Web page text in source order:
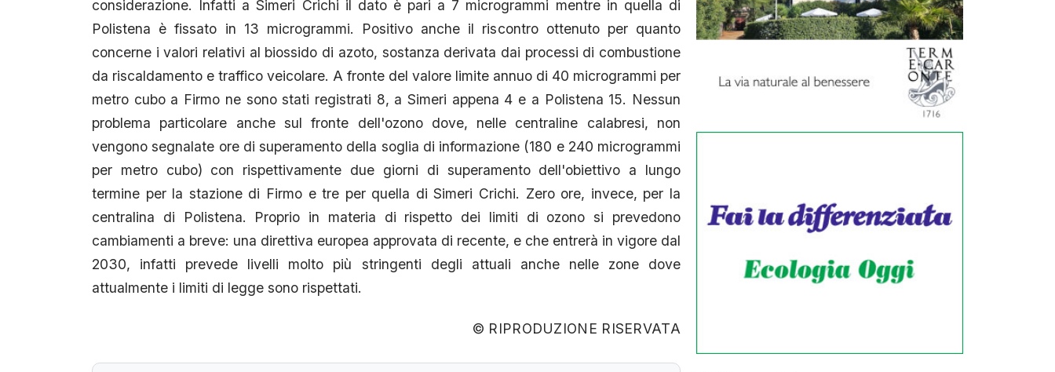
considerazione. Infatti a Simeri Crichi il dato è pari a 7 microgrammi mentre in quella di
Polistena è fissato in 13 microgrammi. Positivo anche il riscontro ottenuto per quanto
concerne i valori relativi al biossido di azoto, sostanza derivata dai processi di combustione
da riscaldamento e traffico veicolare. A fronte del valore limite annuo di 40 microgrammi per
metro cubo a Firmo ne sono stati registrati 8, a Simeri appena 4 e a Polistena 15. Nessun
problema particolare anche sul fronte dell'ozono dove, nelle centraline calabresi, non
vengono segnalate ore di superamento della soglia di informazione (180 e 240 microgrammi
per metro cubo) con rispettivamente due giorni di superamento dell'obiettivo a lungo
termine per la stazione di Firmo e tre per quella di Simeri Crichi. Zero ore, invece, per la
centralina di Polistena. Proprio in materia di rispetto dei limiti di ozono si prevedono
cambiamenti a breve: una direttiva europea approvata di recente, e che entrerà in vigore dal
2030, infatti prevede livelli molto più stringenti degli attuali anche nelle zone dove
attualmente i limiti di legge sono rispettati.
© RIPRODUZIONE RISERVATA